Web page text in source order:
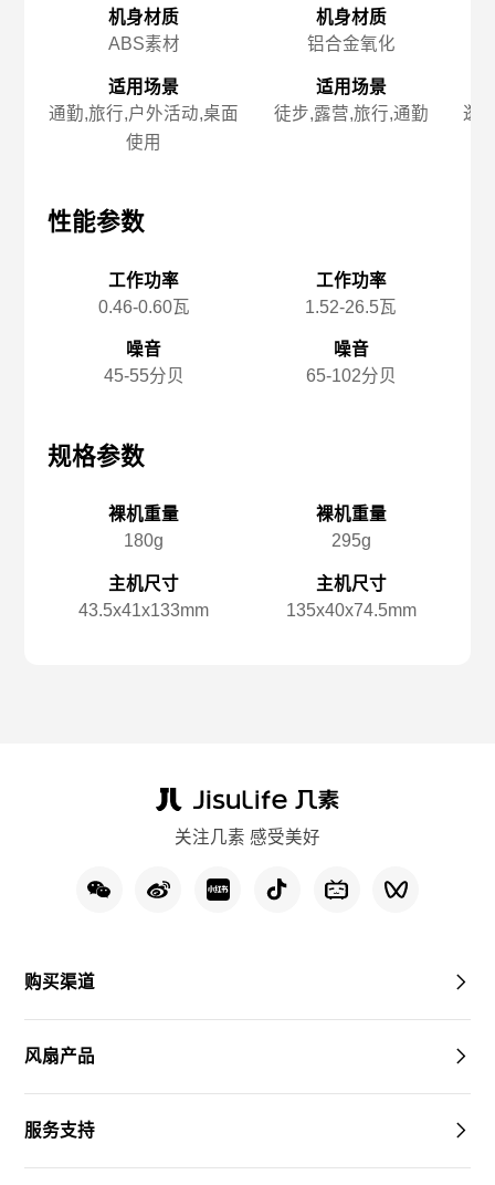
机身材质
ABS素材
适用场景
通勤,旅行,户外活动,桌面
使用
性能参数
工作功率
0.46-0.60瓦
噪音
45-55分贝
规格参数
裸机重量
180g
主机尺寸
43.5x️41x️133mm
机身材质
铝合金氧化
适用场景
徒步,露营,旅行,通勤
工作功率
1.52-26.5瓦
噪音
65-102分贝
裸机重量
295g
主机尺寸
135x️40x️74.5mm
逛
关注几素 感受美好
购买渠道
风扇产品
服务支持